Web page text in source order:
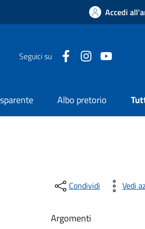
Accedi
Seguici su FacebookInstagramYouTube
Albo pretorio
Condividi Vedi
Argomenti